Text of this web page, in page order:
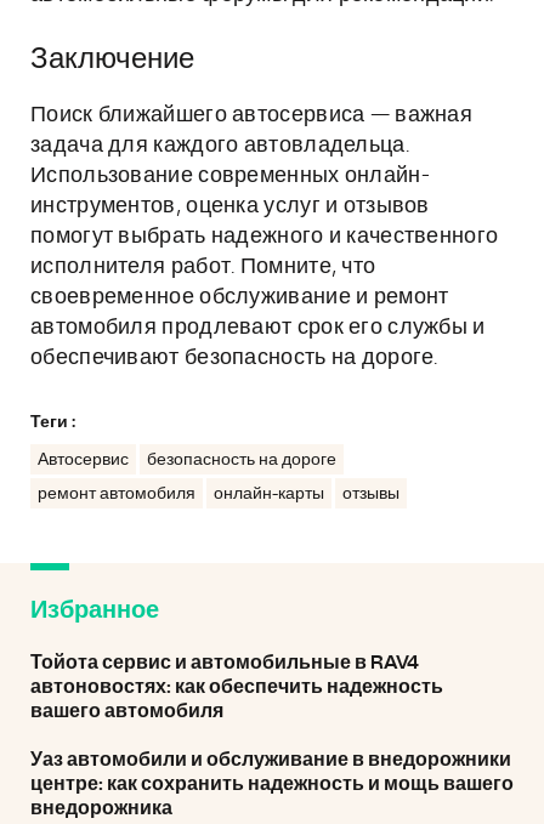
Заключение
Поиск ближайшего автосервиса — важная
задача для каждого автовладельца.
Использование современных онлайн-
инструментов, оценка услуг и отзывов
помогут выбрать надежного и качественного
исполнителя работ. Помните, что
своевременное обслуживание и ремонт
автомобиля продлевают срок его службы и
обеспечивают безопасность на дороге.
Теги :
Автосервис
безопасность на дороге
ремонт автомобиля
онлайн-карты отзывы
Избранное
Тойота сервис и автомобильные в RAV4
автоновостях: как обеспечить надежность
вашего автомобиля
Уаз автомобили и обслуживание в внедорожники
центре: как сохранить надежность и мощь вашего
внедорожника